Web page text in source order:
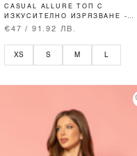
CASUAL ALLURE ТОП С
ИЗКУСИТЕЛНО ИЗРЯЗВАНЕ -
SOFT BEIGE
€47 / 91.92 ЛВ.
XS S M